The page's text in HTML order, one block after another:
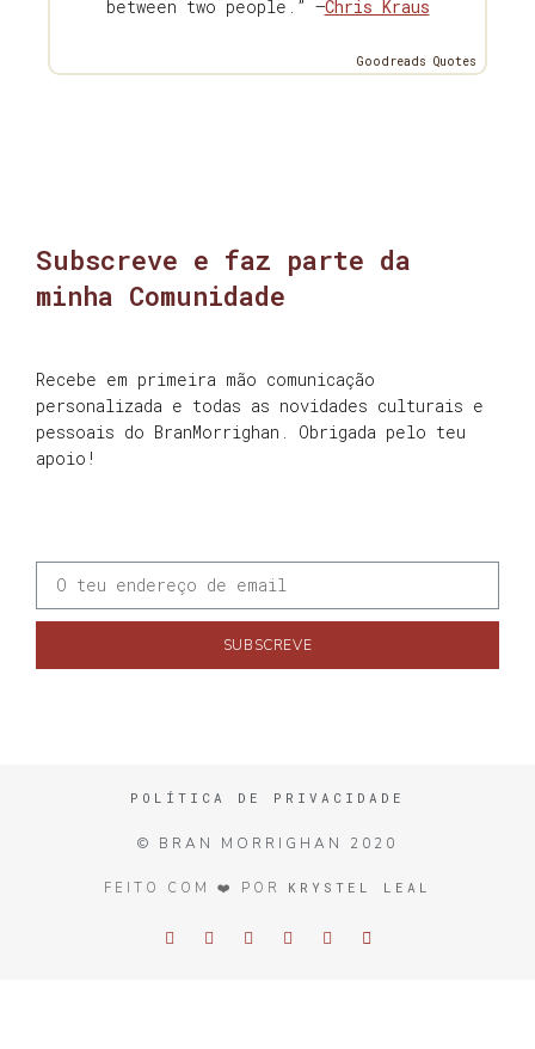
between two people.” —Chris Kraus
Goodreads Quotes
Subscreve e faz parte da
minha Comunidade
Recebe em primeira mão comunicação
personalizada e todas as novidades culturais e
pessoais do BranMorrighan. Obrigada pelo teu
apoio!
SUBSCREVE
POLÍTICA DE PRIVACIDADE
© BRAN MORRIGHAN 2020
FEITO COM ❤️ POR KRYSTEL LEAL